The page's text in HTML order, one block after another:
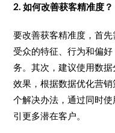
2. 如何改善获客精准度？
要改善获客精准度，首
受众的特征、行为和偏
务。其次，建议使用数
效果，根据数据优化营
个解决办法，通过同时
引更多潜在客户。